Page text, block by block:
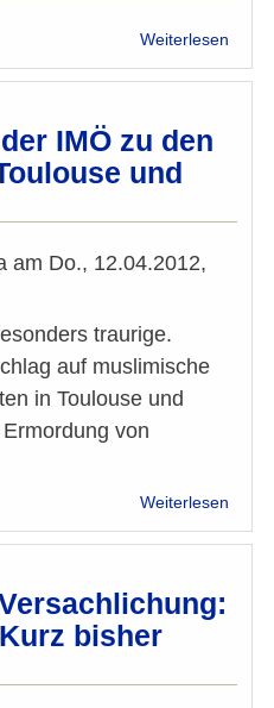
Weiterlesen
-
IMÖ zu den
und
am Do., 12.04.2012,
traurige.
auf muslimische
in Toulouse und
von
Weiterlesen
der
bisher